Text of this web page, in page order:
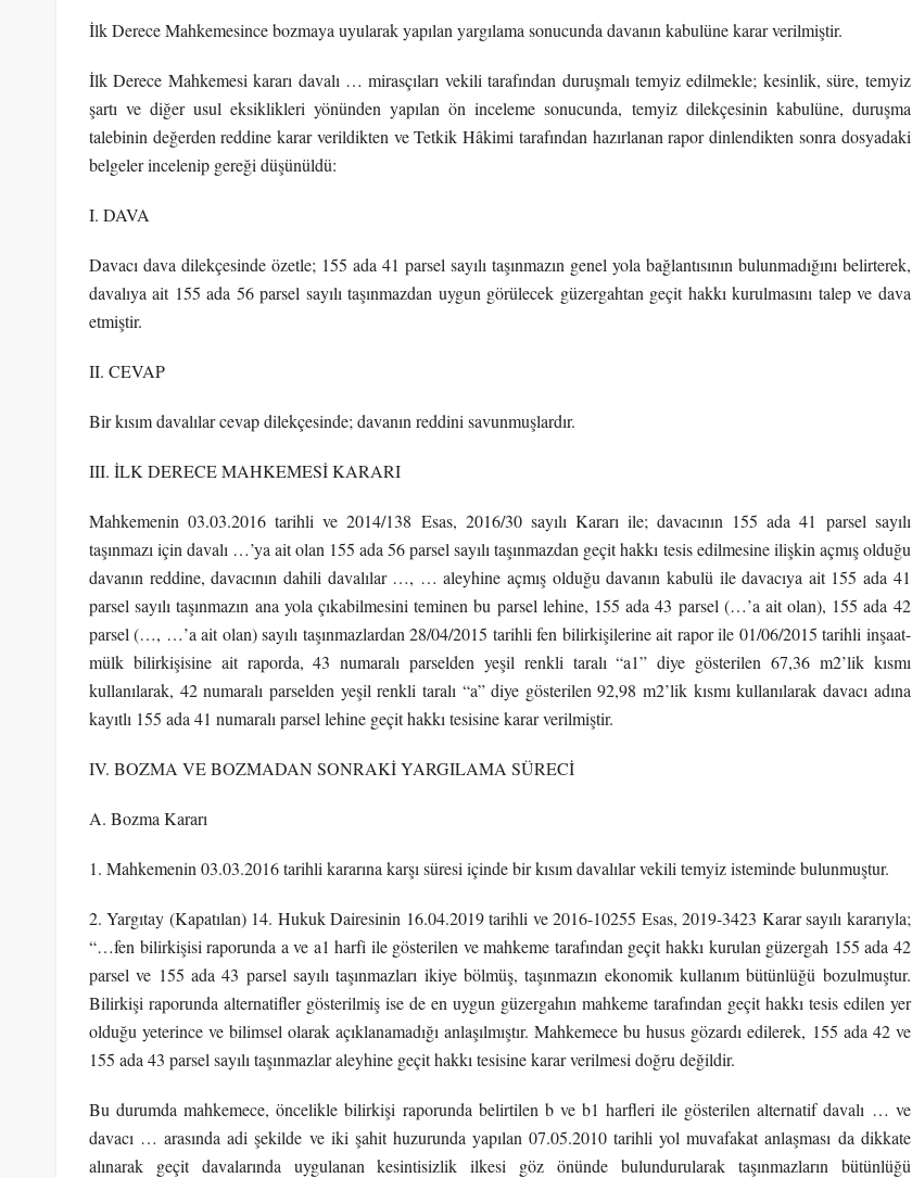
İlk Derece Mahkemesince bozmaya uyularak yapılan yargılama sonucunda davanın kabulüne karar verilmiştir.
İlk Derece Mahkemesi kararı davalı … mirasçıları vekili tarafından duruşmalı temyiz edilmekle; kesinlik, süre, temyiz
şartı ve diğer usul eksiklikleri yönünden yapılan ön inceleme sonucunda, temyiz dilekçesinin kabulüne, duruşma
talebinin değerden reddine karar verildikten ve Tetkik Hâkimi tarafından hazırlanan rapor dinlendikten sonra dosyadaki
belgeler incelenip gereği düşünüldü:
I. DAVA
Davacı dava dilekçesinde özetle; 155 ada 41 parsel sayılı taşınmazın genel yola bağlantısının bulunmadığını belirterek,
davalıya ait 155 ada 56 parsel sayılı taşınmazdan uygun görülecek güzergahtan geçit hakkı kurulmasını talep ve dava
etmiştir.
II. CEVAP
Bir kısım davalılar cevap dilekçesinde; davanın reddini savunmuşlardır.
III. İLK DERECE MAHKEMESİ KARARI
Mahkemenin 03.03.2016 tarihli ve 2014/138 Esas, 2016/30 sayılı Kararı ile; davacının 155 ada 41 parsel sayılı
taşınmazı için davalı …’ya ait olan 155 ada 56 parsel sayılı taşınmazdan geçit hakkı tesis edilmesine ilişkin açmış olduğu
davanın reddine, davacının dahili davalılar …, … aleyhine açmış olduğu davanın kabulü ile davacıya ait 155 ada 41
parsel sayılı taşınmazın ana yola çıkabilmesini teminen bu parsel lehine, 155 ada 43 parsel (…’a ait olan), 155 ada 42
parsel (…, …’a ait olan) sayılı taşınmazlardan 28/04/2015 tarihli fen bilirkişilerine ait rapor ile 01/06/2015 tarihli inşaat-
mülk bilirkişisine ait raporda, 43 numaralı parselden yeşil renkli taralı “a1” diye gösterilen 67,36 m2’lik kısmı
kullanılarak, 42 numaralı parselden yeşil renkli taralı “a” diye gösterilen 92,98 m2’lik kısmı kullanılarak davacı adına
kayıtlı 155 ada 41 numaralı parsel lehine geçit hakkı tesisine karar verilmiştir.
IV. BOZMA VE BOZMADAN SONRAKİ YARGILAMA SÜRECİ
A. Bozma Kararı
1. Mahkemenin 03.03.2016 tarihli kararına karşı süresi içinde bir kısım davalılar vekili temyiz isteminde bulunmuştur.
2. Yargıtay (Kapatılan) 14. Hukuk Dairesinin 16.04.2019 tarihli ve 2016-10255 Esas, 2019-3423 Karar sayılı kararıyla;
“…fen bilirkişisi raporunda a ve a1 harfi ile gösterilen ve mahkeme tarafından geçit hakkı kurulan güzergah 155 ada 42
parsel ve 155 ada 43 parsel sayılı taşınmazları ikiye bölmüş, taşınmazın ekonomik kullanım bütünlüğü bozulmuştur.
Bilirkişi raporunda alternatifler gösterilmiş ise de en uygun güzergahın mahkeme tarafından geçit hakkı tesis edilen yer
olduğu yeterince ve bilimsel olarak açıklanamadığı anlaşılmıştır. Mahkemece bu husus gözardı edilerek, 155 ada 42 ve
155 ada 43 parsel sayılı taşınmazlar aleyhine geçit hakkı tesisine karar verilmesi doğru değildir.
Bu durumda mahkemece, öncelikle bilirkişi raporunda belirtilen b ve b1 harfleri ile gösterilen alternatif davalı … ve
davacı … arasında adi şekilde ve iki şahit huzurunda yapılan 07.05.2010 tarihli yol muvafakat anlaşması da dikkate
alınarak geçit davalarında uygulanan kesintisizlik ilkesi göz önünde bulundurularak taşınmazların bütünlüğü